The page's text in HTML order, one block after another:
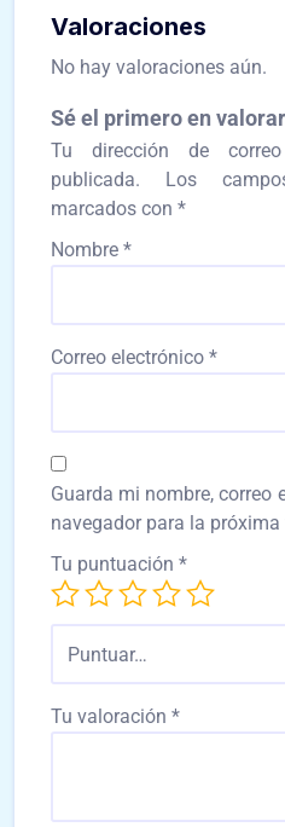
Valoraciones
No hay valoraciones aún.
Sé el primero en valorar
Tu dirección de
publicada.
Los
marcados con *
Nombre *
Correo electrónico *
Guarda mi nombre, correo
navegador para la próxima
Tu puntuación *
Puntuar…
Tu valoración *